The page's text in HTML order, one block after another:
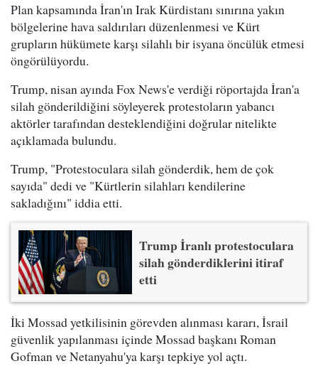
Plan kapsamında İran'ın Irak Kürdistanı sınırına yakın
bölgelerine hava saldırıları düzenlenmesi ve Kürt
grupların hükümete karşı silahlı bir isyana öncülük etmesi
öngörülüyordu.
Trump, nisan ayında Fox News'e verdiği röportajda İran'a
silah gönderildiğini söyleyerek protestoların yabancı
aktörler tarafından desteklendiğini doğrular nitelikte
açıklamada bulundu.
Trump, "Protestoculara silah gönderdik, hem de çok
sayıda" dedi ve "Kürtlerin silahları kendilerine
sakladığını" iddia etti.
Trump İranlı protestoculara
silah gönderdiklerini itiraf
etti
İki Mossad yetkilisinin görevden alınması kararı, İsrail
güvenlik yapılanması içinde Mossad başkanı Roman
Gofman ve Netanyahu'ya karşı tepkiye yol açtı.